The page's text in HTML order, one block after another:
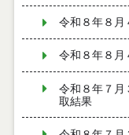
令和８年８
令和８年８
令和８年７
取結果